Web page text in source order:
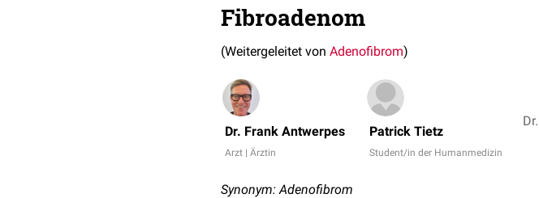
Fibroadenom
(Weitergeleitet von Adenofibrom)
Dr. Frank Antwerpes
Arzt | Ärztin
Patrick Tietz
Student/in der Humanmedizin
Synonym: Adenofibrom